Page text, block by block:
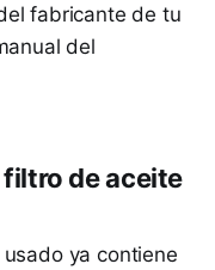
fabricante de tu
del
filtro de aceite
ya contiene